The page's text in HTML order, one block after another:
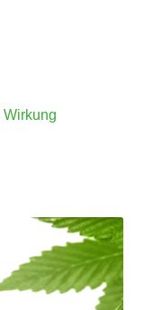
Wirkung